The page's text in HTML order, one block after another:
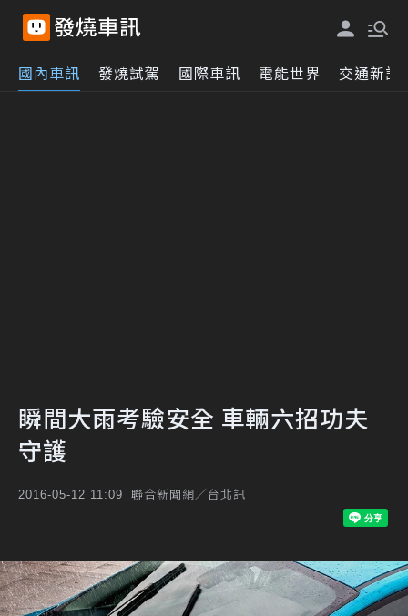
國內車訊 發燒試駕 國際車訊 電能世界 交通新訊
瞬間大雨考驗安全 車輛六招功夫
守護
2016-05-12 11:09 聯合新聞網／台北訊